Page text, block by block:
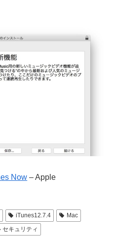
Now – Apple
iTunes12.7.4
Mac
セキュリティ